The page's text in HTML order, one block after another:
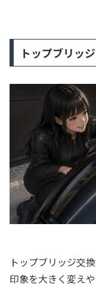
トップブリッ
トップブリッジ交
印象を大きく変え